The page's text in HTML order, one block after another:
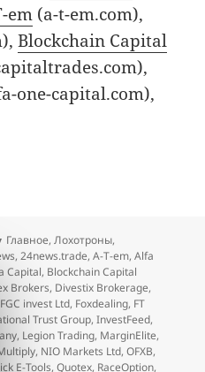
em (a-t-em.com),
Blockchain Capital
one-capital.com),
добавления в
Рубрики
Главное,Лохотроны,
,24news.trade,A-T-em,Alfa
Capital, Blockchain Capital
Brokers, Divestix Brokerage,
FGC invest Ltd, Foxdealing, FT
Trust Group,InvestFeed,
, Legion Trading, MarginElite,
, NIO Markets Ltd,OFXB,
E-Tools,Quotex, RaceOption,